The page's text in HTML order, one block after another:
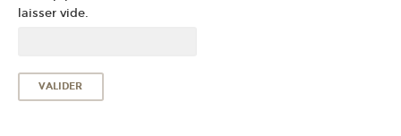
laisser vide.